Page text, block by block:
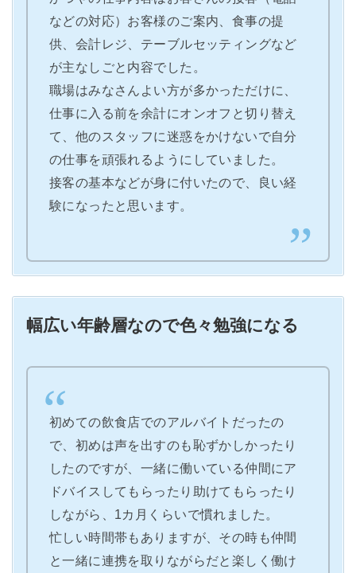
などの対応）お客様のご案内、食事の提
供、会計レジ、テーブルセッティングなど
が主なしごと内容でした。
職場はみなさんよい方が多かっただけに、
仕事に入る前を余計にオンオフと切り替え
て、他のスタッフに迷惑をかけないで自分
の仕事を頑張れるようにしていました。
接客の基本などが身に付いたので、良い経
験になったと思います。
幅広い年齢層なので色々勉強になる
初めての飲食店でのアルバイトだったの
で、初めは声を出すのも恥ずかしかったり
したのですが、一緒に働いている仲間にア
ドバイスしてもらったり助けてもらったり
しながら、1カ月くらいで慣れました。
忙しい時間帯もありますが、その時も仲間
と一緒に連携を取りながらだと楽しく働け